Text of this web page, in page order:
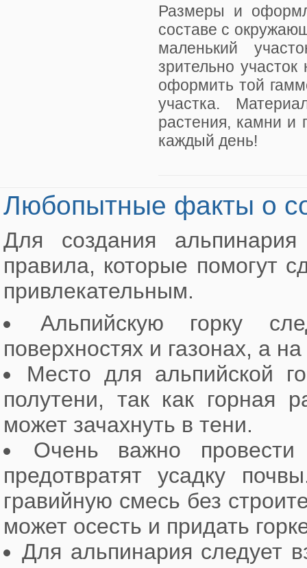
Размеры и
составе с
маленький
зрительно
оформить той
участка.
растения, камни и
каждый день!
Любопытные факты о
Для создания
правила, которые помогут
привлекательным.
Альпийскую горку
поверхностях и газонах, а
Место для альпийской
полутени, так как горная
может зачахнуть в тени.
Очень важно провести
предотвратят усадку
гравийную смесь без
может осесть и придать
Для альпинария следует